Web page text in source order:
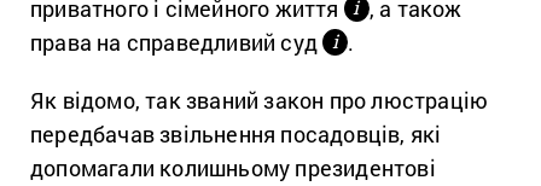
приватного і сімейного життя
і , а також
права на справедливий суд і .
Як відомо, так званий закон про люстрацію
передбачав звільнення посадовців, які
допомагали колишньому президентові